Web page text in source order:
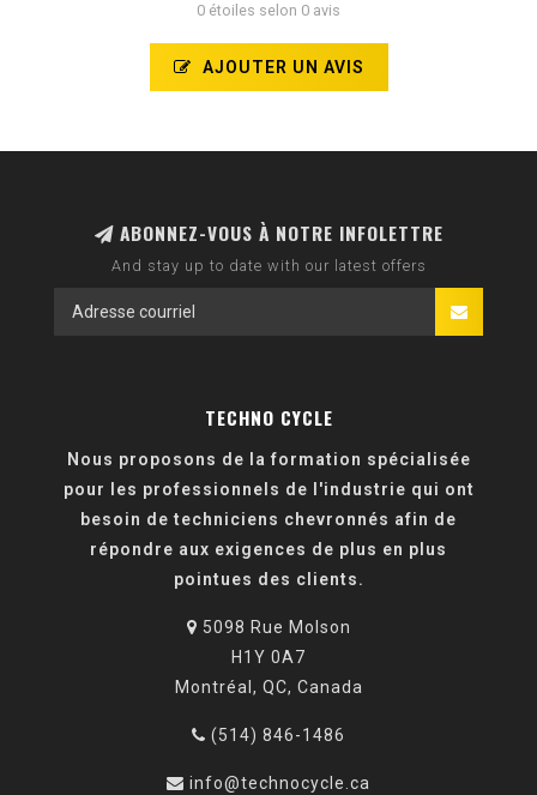
0 étoiles selon 0 avis
AJOUTER UN AVIS
ABONNEZ-VOUS À NOTRE INFOLETTRE
And stay up to date with our latest offers
TECHNO CYCLE
Nous proposons de la formation spécialisée
pour les professionnels de l'industrie qui ont
besoin de techniciens chevronnés afin de
répondre aux exigences de plus en plus
pointues des clients.
5098 Rue Molson
H1Y 0A7
Montréal, QC, Canada
(514) 846-1486
info@technocycle.ca